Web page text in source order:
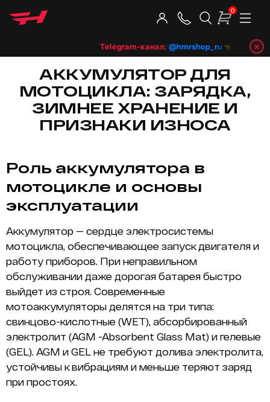
0
Telegram-канал:@hmrshop_ru 👈 ×
АККУМУЛЯТОР ДЛЯ
МОТОЦИКЛА: ЗАРЯДКА,
ЗИМНЕЕ ХРАНЕНИЕ И
ПРИЗНАКИ ИЗНОСА
Роль аккумулятора в
мотоцикле и основы
эксплуатации
Аккумулятор — сердце электросистемы
мотоцикла, обеспечивающее запуск двигателя и
работу приборов. При неправильном
обслуживании даже дорогая батарея быстро
выйдет из строя. Современные
мотоаккумуляторы делятся на три типа:
свинцово-кислотные (WET), абсорбированный
электролит (AGM -Absorbent Glass Mat) и гелевые
(GEL). AGM и GEL не требуют долива электролита,
устойчивы к вибрациям и меньше теряют заряд
при простоях.